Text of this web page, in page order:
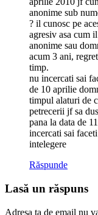
anonime sub
? il cunosc pe
agresiv asa cum
anonime sau
acum 3 ani,
timp.
nu incercati sai
de 10 aprilie
timpul alaturi de
petrecerii jf sa
pana la data de
incercati sai
intelegere
Răspunde
Lasă un răspuns
Adresa ta de email nu